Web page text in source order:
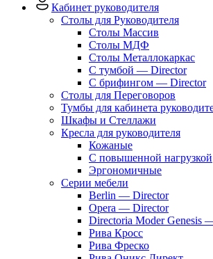
Кабинет руководителя
Столы для Руководителя
Столы Массив
Столы МДФ
Столы Металлокаркас
С тумбой — Director
C брифингом — Director
Столы для Переговоров
Тумбы для кабинета
Шкафы и Стеллажи
Кресла для руководителя
Кожаные
С повышенной нагрузкой
Эргономичные
Серии мебели
Berlin — Director
Opera — Director
Directoria Moder Genesis
Рива Кросс
Рива Фреско